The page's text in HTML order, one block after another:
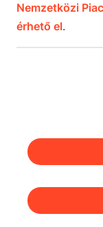
Nemzetközi
érhető el.